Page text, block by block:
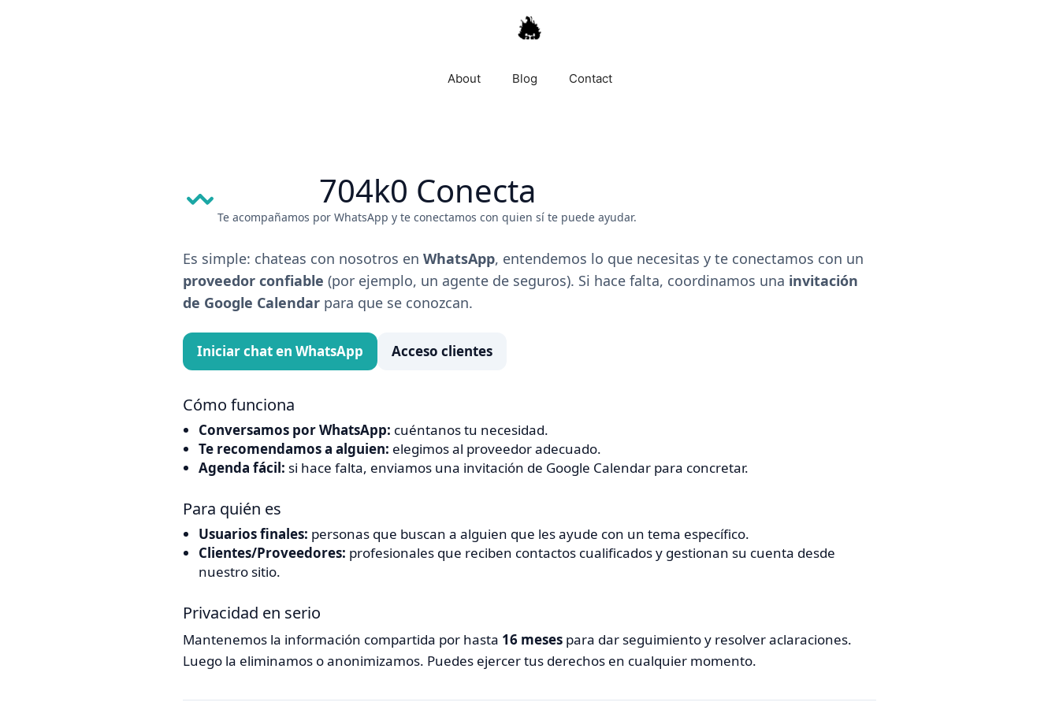
About Blog Contact
704k0 Conecta
Te acompañamos por WhatsApp y te conectamos con quien sí te puede ayudar.
Es simple: chateas con nosotros en WhatsApp, entendemos lo que necesitas y te conectamos con un
proveedor confiable (por ejemplo, un agente de seguros). Si hace falta, coordinamos una invitación
de Google Calendar para que se conozcan.
Iniciar chat en WhatsApp Acceso clientes
Cómo funciona
Conversamos por WhatsApp: cuéntanos tu necesidad.
Te recomendamos a alguien: elegimos al proveedor adecuado.
Agenda fácil: si hace falta, enviamos una invitación de Google Calendar para concretar.
Para quién es
Usuarios finales: personas que buscan a alguien que les ayude con un tema específico.
Clientes/Proveedores: profesionales que reciben contactos cualificados y gestionan su cuenta desde
nuestro sitio.
Privacidad en serio
Mantenemos la información compartida por hasta 16 meses para dar seguimiento y resolver aclaraciones.
Luego la eliminamos o anonimizamos. Puedes ejercer tus derechos en cualquier momento.